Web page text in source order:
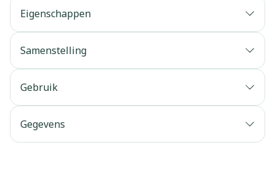
Eigenschappen
Samenstelling
Gebruik
Gegevens